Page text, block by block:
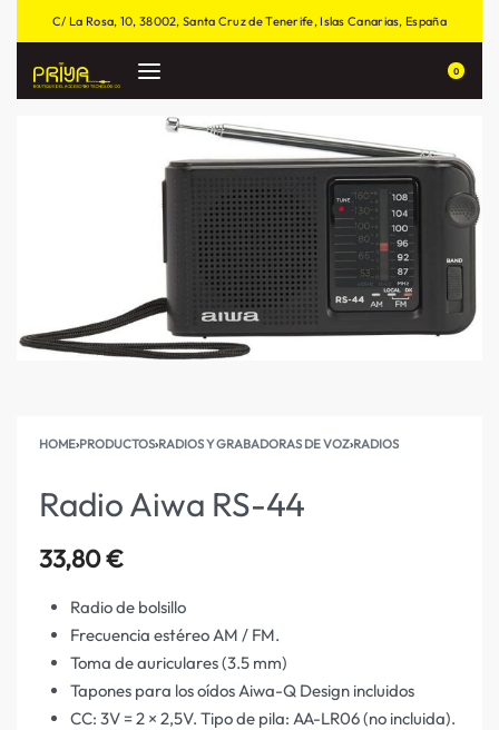
C/ La Rosa, 10, 38002, Santa Cruz de Tenerife, Islas Canarias, España
0
HOME›PRODUCTOS›RADIOS Y GRABADORAS DE VOZ›RADIOS
Radio Aiwa RS-44
33,80€
Radio de bolsillo
Frecuencia estéreo AM / FM.
Toma de auriculares (3.5 mm)
Tapones para los oídos Aiwa-Q Design incluidos
CC: 3V = 2 × 2,5V. Tipo de pila: AA-LR06 (no incluida).